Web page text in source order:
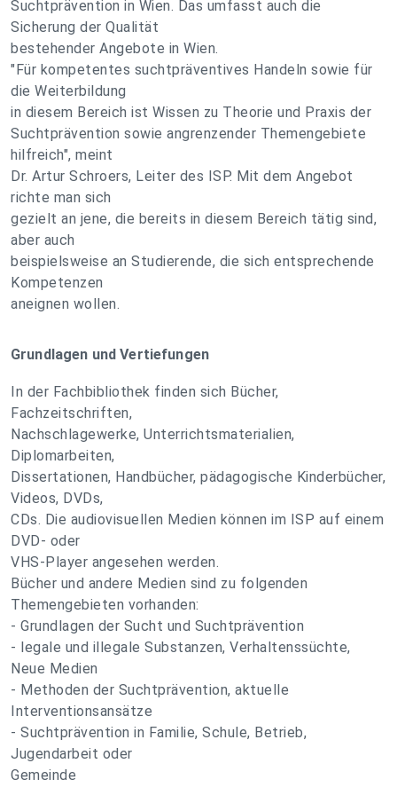
Suchtprävention in Wien. Das umfasst auch die
Sicherung der Qualität
bestehender Angebote in Wien.
"Für kompetentes suchtpräventives Handeln sowie für
die Weiterbildung
in diesem Bereich ist Wissen zu Theorie und Praxis der
Suchtprävention sowie angrenzender Themengebiete
hilfreich", meint
Dr. Artur Schroers, Leiter des ISP. Mit dem Angebot
richte man sich
gezielt an jene, die bereits in diesem Bereich tätig sind,
aber auch
beispielsweise an Studierende, die sich entsprechende
Kompetenzen
aneignen wollen.
Grundlagen und Vertiefungen
In der Fachbibliothek finden sich Bücher,
Fachzeitschriften,
Nachschlagewerke, Unterrichtsmaterialien,
Diplomarbeiten,
Dissertationen, Handbücher, pädagogische Kinderbücher,
Videos, DVDs,
CDs. Die audiovisuellen Medien können im ISP auf einem
DVD- oder
VHS-Player angesehen werden.
Bücher und andere Medien sind zu folgenden
Themengebieten vorhanden:
- Grundlagen der Sucht und Suchtprävention
- legale und illegale Substanzen, Verhaltenssüchte,
Neue Medien
- Methoden der Suchtprävention, aktuelle
Interventionsansätze
- Suchtprävention in Familie, Schule, Betrieb,
Jugendarbeit oder
Gemeinde